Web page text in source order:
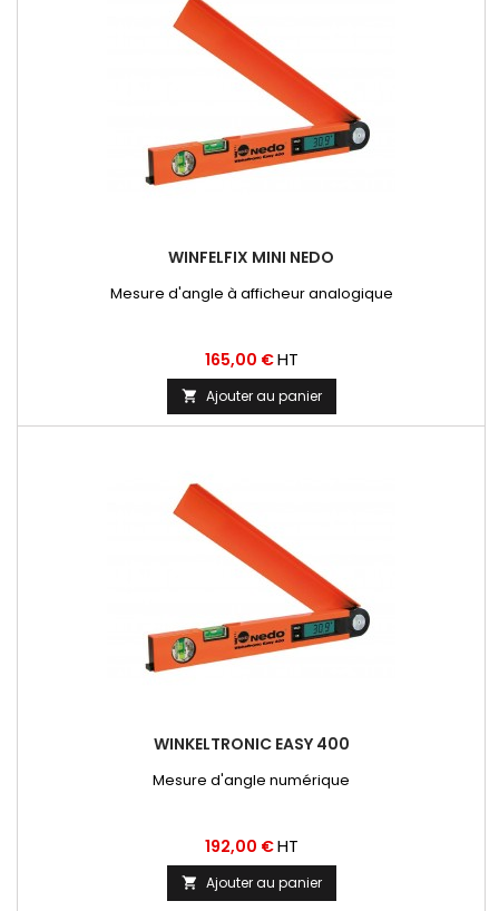
WINFELFIX MINI NEDO
Mesure d'angle à afficheur analogique
Prix
165,00 €HT
 Ajouter au panier
WINKELTRONIC EASY 400
Mesure d'angle numérique
Prix
192,00 €HT
 Ajouter au panier